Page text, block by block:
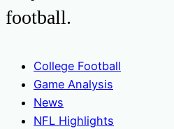
football.
College Football
Game Analysis
News
NFL Highlights